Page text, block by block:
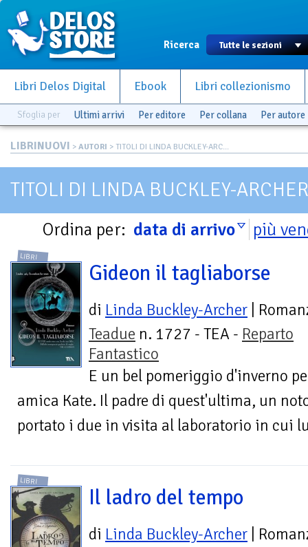
Ricerca
Libri Delos Digital Ebook Libri collezionismo
Sfoglia per Ultimi arrivi Per editore Per collana Per autore
LIBRINUOVI > AUTORI > TITOLI DI LINDA BUCKLEY-ARC...
TITOLI DI LINDA BUCKLEY-ARCHER
Ordina per: data di arrivo più
LIBRI
Gideon il tagliaborse
di Linda Buckley-Archer |
Teadue n. 1727 - TEA - Reparto
Fantastico
E un bel pomeriggio d'inverno
amica Kate. Il padre di quest'ultima, un
portato i due in visita al laboratorio in cui
LIBRI
Il ladro del tempo
di Linda Buckley-Archer |